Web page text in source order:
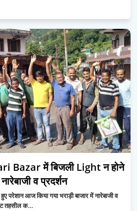
Bazar में बिजली Light न होने
व प्रदर्शन
हुए परेशान आज किया गया भराड़ी बाजार में नारेबाजी व
तहसील क…